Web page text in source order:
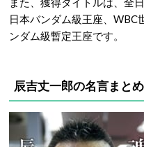
日本バンダム級王座、WBC
ンダム級暫定王座です。
辰吉丈一郎の名言まとめ